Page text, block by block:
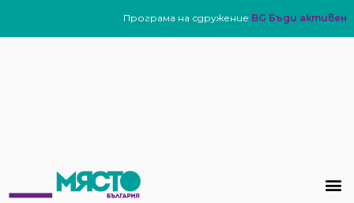
Програма на сдружение BG Бъди активен